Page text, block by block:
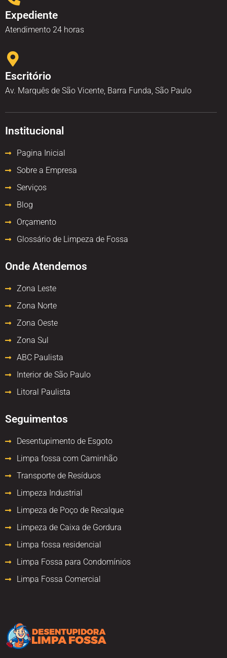
Expediente
Atendimento 24 horas
Escritório
Av. Marquês de São Vicente, Barra Funda, São Paulo
Institucional
Pagina Inicial
Sobre a Empresa
Serviços
Blog
Orçamento
Glossário de Limpeza de Fossa
Onde Atendemos
Zona Leste
Zona Norte
Zona Oeste
Zona Sul
ABC Paulista
Interior de São Paulo
Litoral Paulista
Seguimentos
Desentupimento de Esgoto
Limpa fossa com Caminhão
Transporte de Resíduos
Limpeza Industrial
Limpeza de Poço de Recalque
Limpeza de Caixa de Gordura
Limpa fossa residencial
Limpa Fossa para Condomínios
Limpa Fossa Comercial